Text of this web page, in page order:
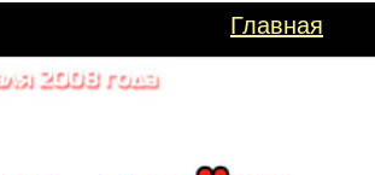
Главная